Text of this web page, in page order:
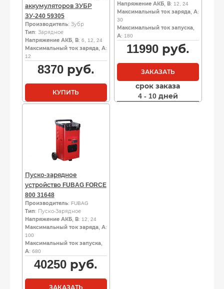
аккумуляторов ЗУБР
ЗУ-240 59305
Производитель: Зубр
Тип: Зарядное
Напряжение АКБ, В: 6, 12, 24
Максимальный ток заряда, А:
12
8370руб.
КУПИТЬ
Напряжение АКБ, В: 12, 24
Максимальный ток заряда, А:
30
Максимальный ток запуска,
А: 180
11990руб.
ЗАКАЗАТЬ
срок заказа
4 - 10 дней
Пуско-зарядное
устройство FUBAG FORCE
800 31648
Производитель: FUBAG
Тип: Пуско-Зарядное
Напряжение АКБ, В: 12, 24
Максимальный ток заряда, А:
100
Максимальный ток запуска,
А: 680
40250 руб.